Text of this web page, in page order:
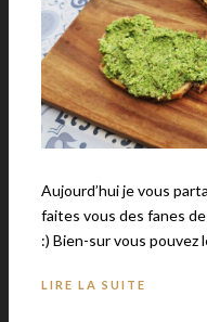
Aujourd’hui je vous
faites vous des fanes
:) Bien-sur vous pouvez
LIRE LA SUITE